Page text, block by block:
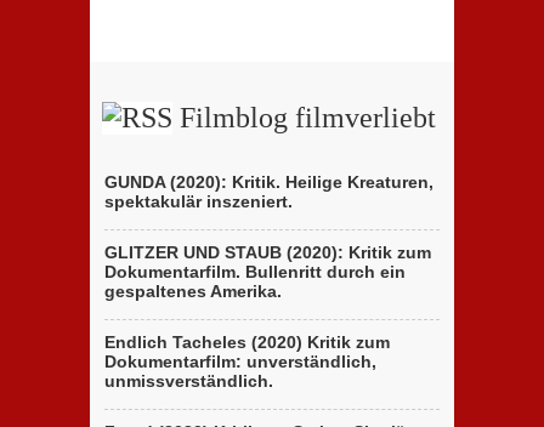
Filmblog filmverliebt
GUNDA (2020): Kritik. Heilige Kreaturen,
spektakulär inszeniert.
GLITZER UND STAUB (2020): Kritik zum
Dokumentarfilm. Bullenritt durch ein
gespaltenes Amerika.
Endlich Tacheles (2020) Kritik zum
Dokumentarfilm: unverständlich,
unmissverständlich.